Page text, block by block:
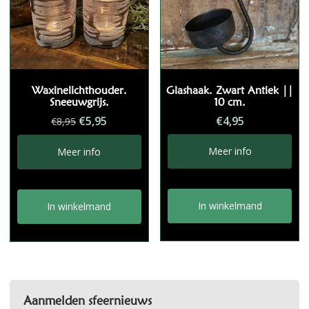
Waxinelichthouder.
Sneeuwgrijs.
€8,95 Oorspronkelijke
prijs
was:
€8,95.
€5,95
prijs
€5,95.
Meer info
In winkelmand
Glashaak. Zwart Antiek ||
10 cm.
€4,95
Meer info
In winkelmand
Aanmelden sfeernieuws